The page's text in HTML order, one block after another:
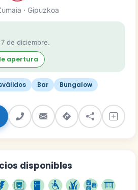
· Gipuzkoa
de diciembre.
apertura
Bar
Bungalow
disponibles